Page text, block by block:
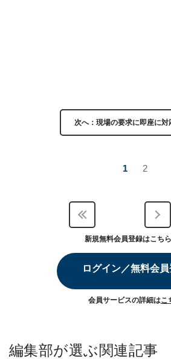
次へ：現場の要求に即座に
1 2
新規無料会員登録はこち
ログイン／無料会
会員サービスの詳細はこ
編集部が選ぶ関連記事